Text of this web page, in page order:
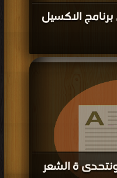
الاكسيل
ة الشعر